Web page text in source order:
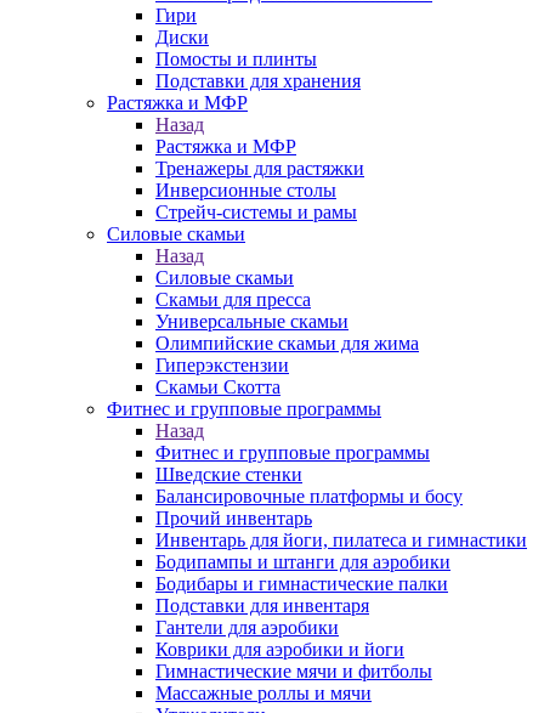
Гири
Диски
Помосты и плинты
Подставки для хранения
Растяжка и МФР
Назад
Растяжка и МФР
Тренажеры для растяжки
Инверсионные столы
Стрейч-системы и рамы
Силовые скамьи
Назад
Силовые скамьи
Скамьи для пресса
Универсальные скамьи
Олимпийские скамьи для жима
Гиперэкстензии
Скамьи Скотта
Фитнес и групповые программы
Назад
Фитнес и групповые программы
Шведские стенки
Балансировочные платформы и босу
Прочий инвентарь
Инвентарь для йоги, пилатеса и гимнастики
Бодипампы и штанги для аэробики
Бодибары и гимнастические палки
Подставки для инвентаря
Гантели для аэробики
Коврики для аэробики и йоги
Гимнастические мячи и фитболы
Массажные роллы и мячи